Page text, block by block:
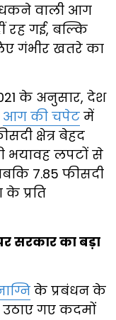
वाली आग
रह गई, बल्कि
गंभीर खतरे का
के अनुसार, देश
आग की चपेट में
क्षेत्र बेहद
लपटों से
7.85 फीसदी
प्रति
सरकार का बड़ा
के प्रबंधन के
गए कदमों